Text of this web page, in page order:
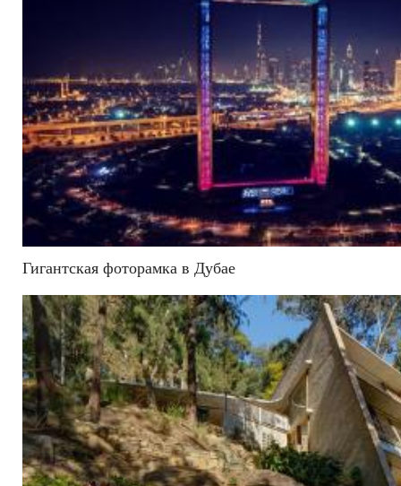
Гигантская фоторамка в Дубае